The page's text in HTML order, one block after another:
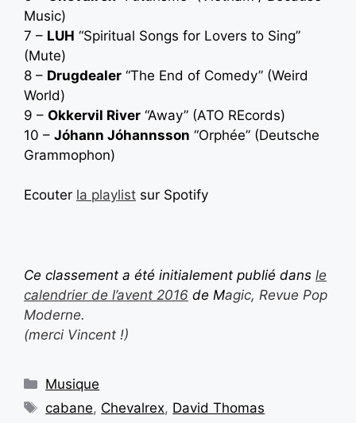
Music)
7 – LUH “Spiritual Songs for Lovers to Sing”
(Mute)
8 – Drugdealer “The End of Comedy” (Weird
World)
9 – Okkervil River “Away” (ATO REcords)
10 – Jóhann Jóhannsson “Orphée” (Deutsche
Grammophon)
Ecouter la playlist sur Spotify
Ce classement a été initialement publié dans le
calendrier de l’avent 2016 de Magic, Revue Pop
Moderne.
(merci Vincent !)
Musique
cabane, Chevalrex, David Thomas